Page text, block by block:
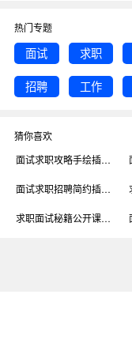
热门专题
面试 求职
招聘 工作
猜你喜欢
面试求职攻略手绘插画手机横图
面试求职招聘简约插画手机横图
求职面试秘籍公开课直播课人物海报手机海报